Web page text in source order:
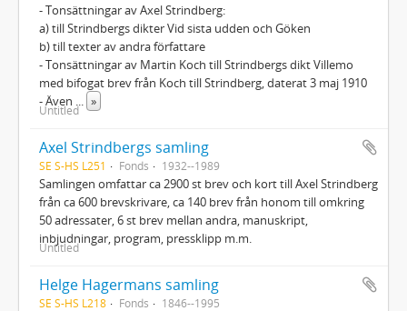
- Tonsättningar av Axel Strindberg:
a) till Strindbergs dikter Vid sista udden och Göken
b) till texter av andra författare
- Tonsättningar av Martin Koch till Strindbergs dikt Villemo
med bifogat brev från Koch till Strindberg, daterat 3 maj 1910
- Även
»
Untitled
Axel Strindbergs samling
SE S-HS L251 Fonds 1932--1989
Samlingen omfattar ca 2900 st brev och kort till Axel Strindberg
från ca 600 brevskrivare, ca 140 brev från honom till omkring
50 adressater, 6 st brev mellan andra, manuskript,
inbjudningar, program, pressklipp m.m.
Untitled
Helge Hagermans samling
SE S-HS L218 Fonds 1846--1995